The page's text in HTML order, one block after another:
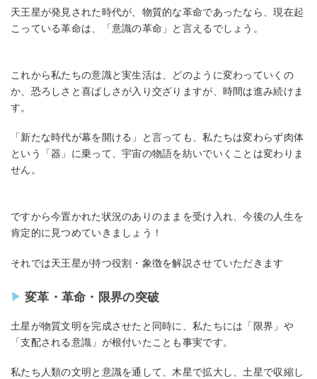
天王星が発見された時代が、物質的な革命であったなら、現在起
こっている革命は、「意識の革命」と言えるでしょう。
これから私たちの意識と実生活は、どのように変わっていくの
か、恐ろしさと喜ばしさが入り交ざりますが、時間は進み続けま
す。
「新たな時代が幕を開ける」と言っても、私たちは変わらず肉体
という「器」に乗って、宇宙の物語を紡いでいくことは変わりま
せん。
ですから今置かれた状況のありのままを受け入れ、今後の人生を
肯定的に見つめていきましょう！
それでは天王星が持つ役割・象徴を解説させていただきます
変革・革命・限界の突破
土星が物質文明を完成させたと同時に、私たちには「限界」や
「支配される意識」が根付いたことも事実です。
私たち人類の文明と意識を通して、木星で拡大し、土星で収縮し